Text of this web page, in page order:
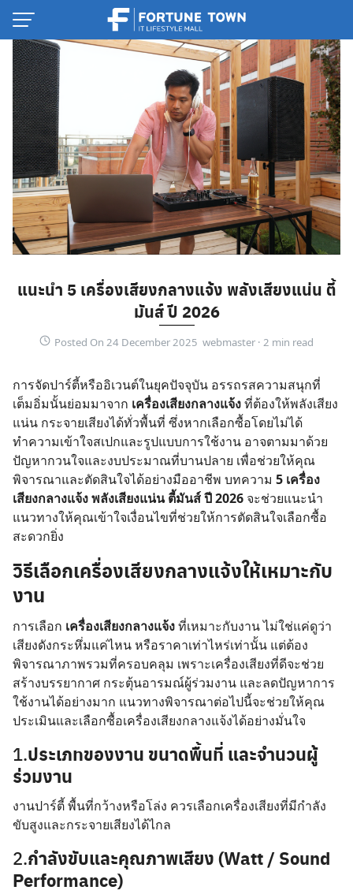
Skip
content
แนะนำ 5 เครื่องเสียงกลางแจ้ง พลังเสียงแน่น ตี้
มันส์ ปี 2026
Posted On 24 December 2025 webmaster ·
การจัดปาร์ตี้หรืออิเวนต์ในยุคปัจจุบัน อรรถรสความสนุกที่
เต็มอิ่มนั้นย่อมมาจาก เครื่องเสียงกลางแจ้งที่ต้องให้พลังเสียง
แน่น กระจายเสียงได้ทั่วพื้นที่ ซึ่งหากเลือกซื้อโดยไม่ได้
ทำความเข้าใจสเปกและรูปแบบการใช้งาน อาจตามมาด้วย
ปัญหากวนใจและงบประมาณที่บานปลาย เพื่อช่วยให้คุณ
พิจารณาและตัดสินใจได้อย่างมืออาชีพ บทความ 5 เครื่อง
เสียงกลางแจ้ง พลังเสียงแน่น ตี้มันส์ ปี 2026 จะช่วยแนะนำ
แนวทางให้คุณเข้าใจเงื่อนไขที่ช่วยให้การตัดสินใจเลือกซื้อ
สะดวกยิ่ง
วิธีเลือกเครื่องเสียงกลางแจ้งให้เหมาะกับ
งาน
การเลือก เครื่องเสียงกลางแจ้งที่เหมาะกับงาน ไม่ใช่แค่ดูว่า
เสียงดังกระหึ่มแค่ไหน หรือราคาเท่าไหร่เท่านั้น แต่ต้อง
พิจารณาภาพรวมที่ครอบคลุม เพราะเครื่องเสียงที่ดีจะช่วย
สร้างบรรยากาศ กระตุ้นอารมณ์ผู้ร่วมงาน และลดปัญหาการ
ใช้งานได้อย่างมาก แนวทางพิจารณาต่อไปนี้จะช่วยให้คุณ
ประเมินและเลือกซื้อเครื่องเสียงกลางแจ้งได้อย่างมั่นใจ
1.ประเภทของงาน ขนาดพื้นที่ และจำนวนผู้
ร่วมงาน
งานปาร์ตี้ พื้นที่กว้างหรือโล่ง ควรเลือกเครื่องเสียงที่มีกำลัง
ขับสูงและกระจายเสียงได้ไกล
2.กำลังขับและคุณภาพเสียง (Watt / Sound
Performance)